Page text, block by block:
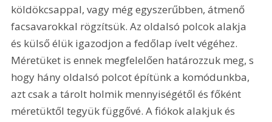
köldökcsappal, vagy még egyszerűbben, átmenő
facsavarokkal rögzítsük. Az oldalsó polcok alakja
és külső élük igazodjon a fedőlap ívelt végéhez.
Méretüket is ennek megfelelően határozzuk meg, s
hogy hány oldalsó polcot építünk a komódunkba,
azt csak a tárolt holmik mennyiségétől és főként
méretüktől tegyük függővé. A fiókok alakjuk és